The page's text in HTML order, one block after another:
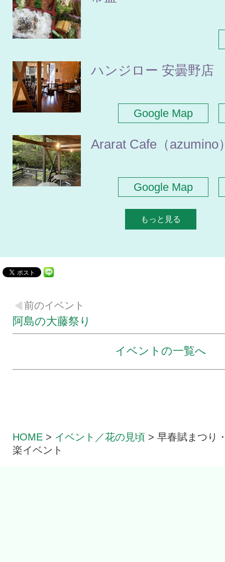
ハンジロー 安曇野店
Google Map
Ararat Cafe（azumino
Google Map
もっと見る
前のイベント
阿島の大藤祭り
イベントの一覧へ
HOME > イベント／花の見頃 >早春賦まつり
楽イベント